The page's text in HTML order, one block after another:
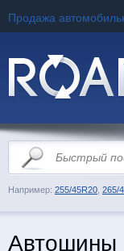
Продажа
Например: 255/45R20 265/
Автошины